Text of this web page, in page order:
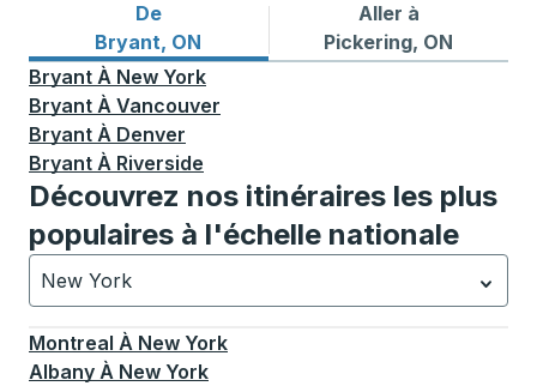
De
Bryant, ON
Itinéraires de bus depuis Bryant, ON
Aller à
Pickering, ON
Itinéraires de bus vers
Bryant À New York
Bryant À Vancouver
Bryant À Denver
Bryant À Riverside
Découvrez nos itinéraires les plus
populaires à l'échelle nationale
New York
Actuellement sélectionné: New York.La sélection est
Montreal À New York
Albany À New York